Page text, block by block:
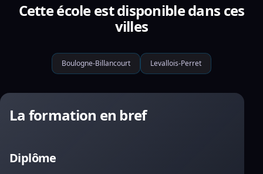
Cette école est disponible dans ces
villes
Boulogne-Billancourt Levallois-Perret
La formation en bref
Diplôme